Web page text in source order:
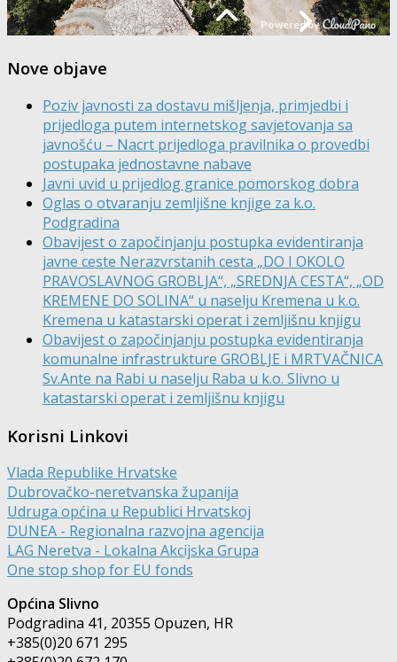
Nove objave
Poziv javnosti za dostavu mišljenja, primjedbi i
prijedloga putem internetskog savjetovanja sa
javnošću – Nacrt prijedloga pravilnika o provedbi
postupaka jednostavne nabave
Javni uvid u prijedlog granice pomorskog dobra
Oglas o otvaranju zemljišne knjige za k.o.
Podgradina
Obavijest o započinjanju postupka evidentiranja
javne ceste Nerazvrstanih cesta „DO I OKOLO
PRAVOSLAVNOG GROBLJA“, „SREDNJA CESTA“, „OD
KREMENE DO SOLINA“ u naselju Kremena u k.o.
Kremena u katastarski operat i zemljišnu knjigu
Obavijest o započinjanju postupka evidentiranja
komunalne infrastrukture GROBLJE i MRTVAČNICA
Sv.Ante na Rabi u naselju Raba u k.o. Slivno u
katastarski operat i zemljišnu knjigu
Korisni Linkovi
Vlada Republike Hrvatske
Dubrovačko-neretvanska županija
Udruga općina u Republici Hrvatskoj
DUNEA - Regionalna razvojna agencija
LAG Neretva - Lokalna Akcijska Grupa
One stop shop for EU fonds
Općina Slivno
Podgradina 41, 20355 Opuzen, HR
+385(0)20 671 295